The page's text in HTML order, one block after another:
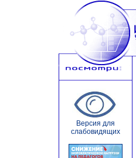
Версия для
слабовидящих